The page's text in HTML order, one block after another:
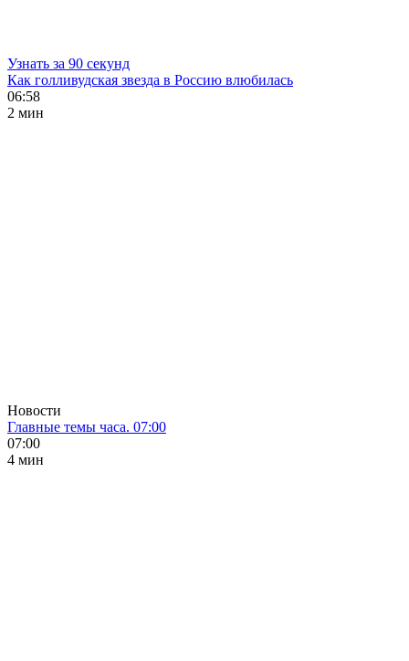
Узнать за 90 секунд
Как голливудская звезда в Россию влюбилась
06:58
2 мин
Новости
Главные темы часа. 07:00
07:00
4 мин